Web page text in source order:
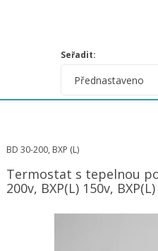
Seřadit:
Přednastaveno
BD 30-200, BXP (L)
Termostat s tepelnou
200v, BXP(L) 150v,